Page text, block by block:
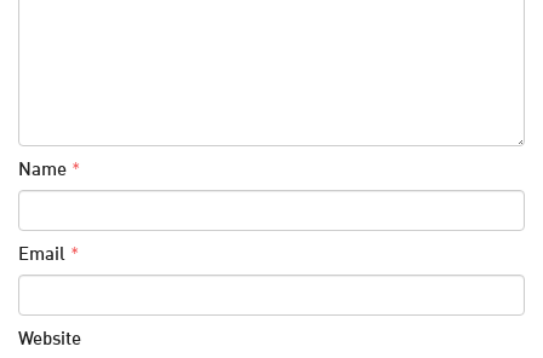
Name *
Email *
Website